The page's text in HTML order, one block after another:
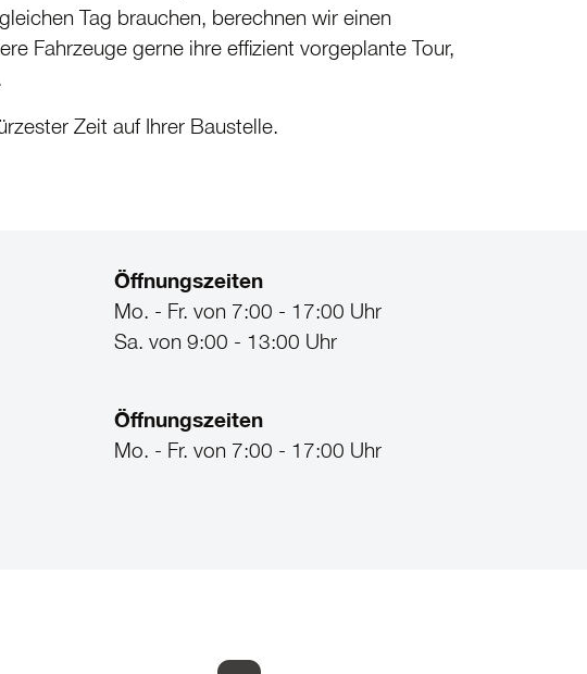
Tag brauchen, berechnen wir einen
Fahrzeuge gerne ihre effizient vorgeplante Tour,
Zeit auf Ihrer Baustelle.
Öffnungszeiten
Mo. - Fr. von 7:00 - 17:00 Uhr
Sa. von 9:00 - 13:00 Uhr
Öffnungszeiten
Mo. - Fr. von 7:00 - 17:00 Uhr